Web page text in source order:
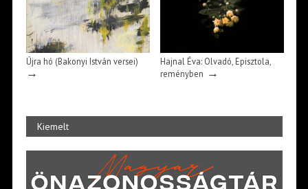
Újra hó (Bakonyi István versei)
→
Hajnal Éva: Olvadó, Episztola,
reményben →
Kiemelt